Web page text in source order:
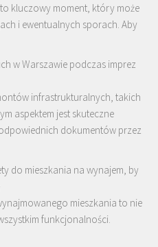
kluczowy moment, który może
i ewentualnych sporach. Aby
w Warszawie podczas imprez
infrastrukturalnych, takich
aspektem jest skuteczne
dokumentów przez
do mieszkania na wynajem, by
mieszkania to nie
funkcjonalności.